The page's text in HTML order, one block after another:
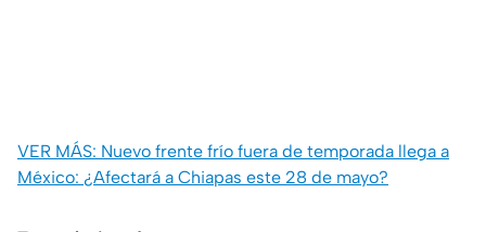
VER MÁS: Nuevo frente frío fuera de temporada llega a
México: ¿Afectará a Chiapas este 28 de mayo?